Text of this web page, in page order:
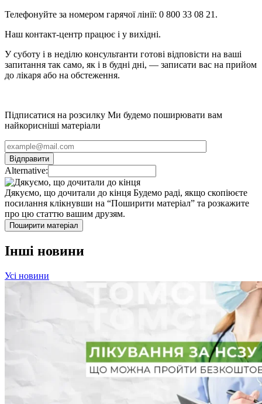
Телефонуйте за номером гарячої лінії: 0 800 33 08 21.
Наш контакт-центр працює і у вихідні.
У суботу і в неділю консультанти готові відповісти на ваші
запитання так само, як і в будні дні, — записати вас на прийом
до лікаря або на обстеження.
Підписатися на розсилку Ми будемо поширювати вам
найкорисніші матеріали
Alternative:
Дякуємо, що дочитали до кінця Будемо раді, якщо скопіюєте
посилання клікнувши на “Поширити матеріал” та розкажите
про цю статтю вашим друзям.
Поширити матеріал
Інші новини
Усі новини